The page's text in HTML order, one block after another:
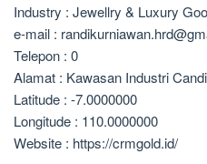
Industry : Jewellry & Luxury
e-mail :
Telepon : 0
Alamat : Kawasan Industri
Latitude : -7.0000000
Longitude : 110.0000000
Website : https://crmgold.id/